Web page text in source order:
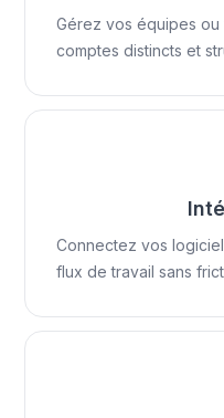
Gérez vos équipes
comptes distincts et
Connectez vos
flux de travail sans